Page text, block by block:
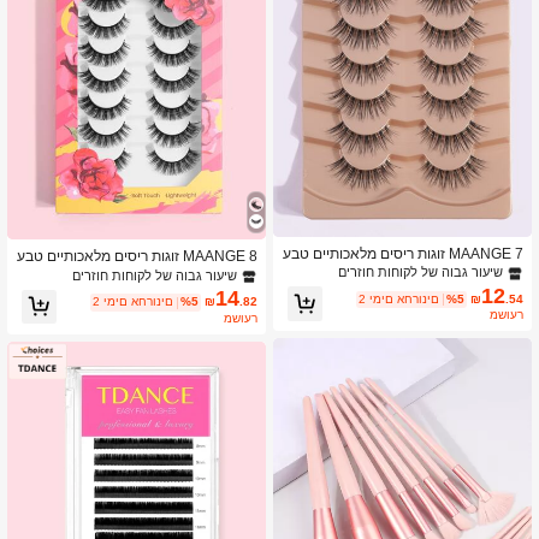
MAANGE 7 זוגות ריסים מלאכותיים טבע
יים ורכים, רצועת ריסים שקופה, מתאים ל
לבישה יומיומית, סגנון מצויר, חיוני לנסיעו
ת, ריסים מרופדים
שיעור גבוה של לקוחות חוזרים
₪12.54
%5
2 ימים אחרונים
משוער
MAANGE 8 זוגות ריסים מלאכותיים טבע
יים ורכים, מתאים ללבישה יומיומית, סגנון
מצויר, חיוני לנסיעות, ריסים מלאכותיים
שיעור גבוה של לקוחות חוזרים
₪14.82
%5
2 ימים אחרונים
משוער